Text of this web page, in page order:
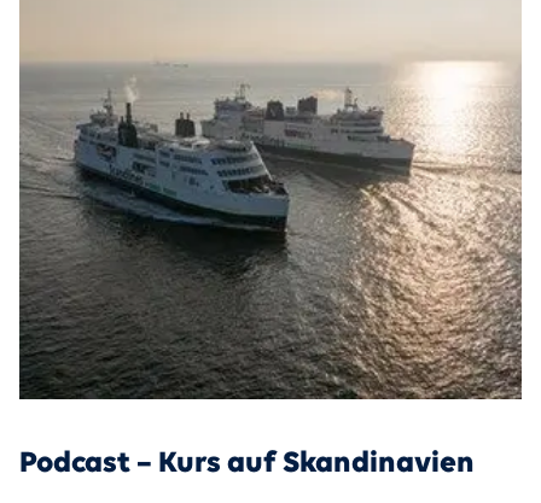
Podcast – Kurs auf Skandinavien